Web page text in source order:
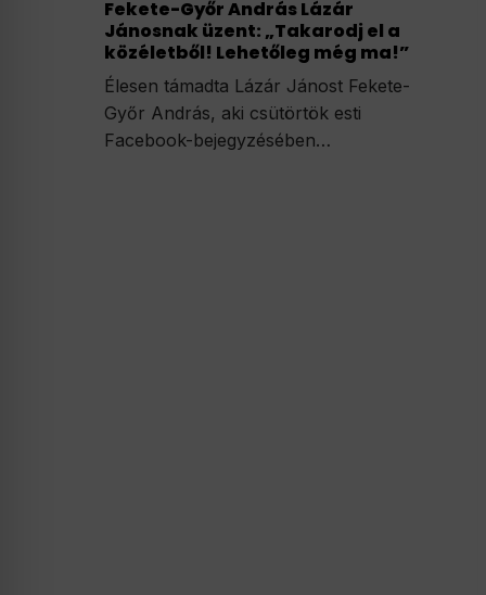
Fekete-Győr András Lázár
Jánosnak üzent: „Takarodj el a
közéletből! Lehetőleg még ma!”
Élesen támadta Lázár Jánost Fekete-
Győr András, aki csütörtök esti
Facebook-bejegyzésében…